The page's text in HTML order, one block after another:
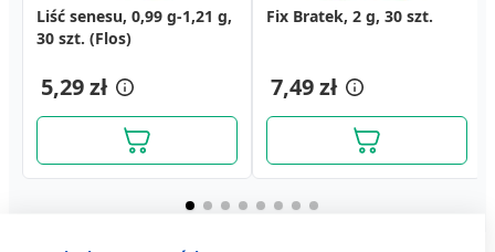
Liść senesu, 0,99 g-1,21 g,
30 szt. (Flos)
5,29 zł
Fix Bratek, 2 g, 30 szt.
7,49 zł
Liść szałwii, zioło
pojedyncze, 50 g (Flos)
4,19 zł
Ziele wierzbownicy, ziola
6,99 zł
Malina, suplement diety,
syrop, 420 ml
Clio, tabl., slodzik,1200